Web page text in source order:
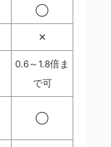
◯
✕
0.6～1.8倍ま
で可
◯